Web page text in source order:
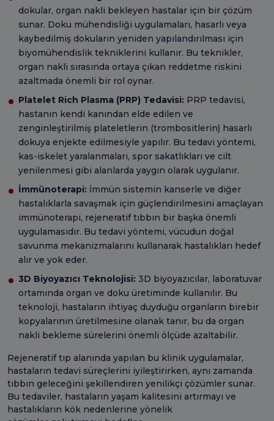
dokular, organ nakli bekleyen hastalar için bir çözüm
sunar. Doku mühendisliği uygulamaları, hasarlı veya
kaybedilmiş dokuların yeniden yapılandırılması için
biyomühendislik tekniklerini kullanır. Bu teknikler,
organ nakli sırasında ortaya çıkan reddetme riskini
azaltmada önemli bir rol oynar.
Platelet Rich Plasma (PRP) Tedavisi: PRP tedavisi,
hastanın kendi kanından elde edilen ve
zenginleştirilmiş plateletlerin (trombositlerin) hasarlı
dokuya enjekte edilmesiyle yapılır. Bu tedavi yöntemi,
kas-iskelet yaralanmaları, spor sakatlıkları ve cilt
yenilenmesi gibi alanlarda yaygın olarak uygulanır.
İmmünoterapi: İmmün sistemin kanserle ve diğer
hastalıklarla savaşmak için güçlendirilmesini amaçlayan
immünoterapi, rejeneratif tıbbın bir başka önemli
uygulamasıdır. Bu tedavi yöntemi, vücudun doğal
savunma mekanizmalarını kullanarak hastalıkları hedef
alır ve yok eder.
3D Biyoyazıcı Teknolojisi: 3D biyoyazıcılar, laboratuvar
ortamında organ ve doku üretiminde kullanılır. Bu
teknoloji, hastaların ihtiyaç duyduğu organların birebir
kopyalarının üretilmesine olanak tanır, bu da organ
nakli bekleme sürelerini önemli ölçüde azaltabilir.
Rejeneratif tıp alanında yapılan bu klinik uygulamalar,
hastaların tedavi süreçlerini iyileştirirken, aynı zamanda
tıbbın geleceğini şekillendiren yenilikçi çözümler sunar.
Bu tedaviler, hastaların yaşam kalitesini artırmayı ve
hastalıkların kök nedenlerine yönelik